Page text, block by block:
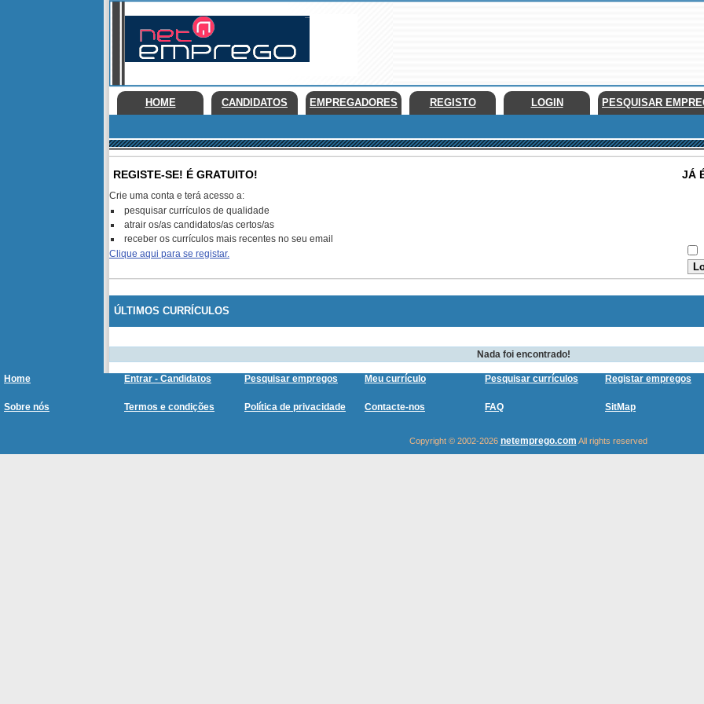
HOME CANDIDATOS EMPREGADORES REGISTO LOGIN PESQUISAR
REGISTE-SE! É GRATUITO!
Crie uma conta e terá acesso a:
pesquisar currículos de qualidade
atrair os/as candidatos/as certos/as
receber os currículos mais recentes no seu email
Clique aqui para se registar.
JÁ
ÚLTIMOS CURRÍCULOS
Nada foi encontrado!
Home Entrar - Candidatos Pesquisar empregos Meu currículo Pesquisar currículos Registar empregos
Sobre nós Termos e condições Política de privacidade Contacte-nos FAQ SitMap
Copyright © 2002-2026 netemprego.com All rights reserved